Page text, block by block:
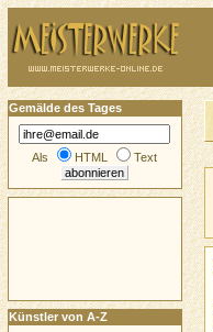
Gemälde des Tages
Als HTML Text
Künstler von A-Z